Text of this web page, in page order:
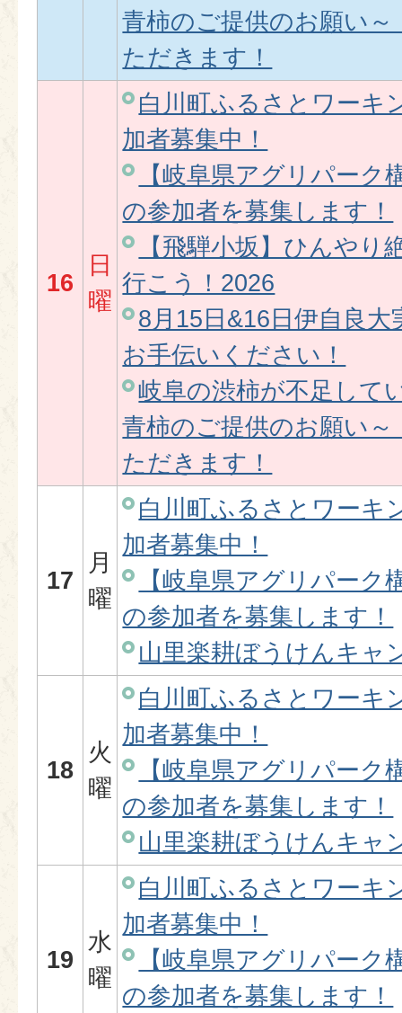
青柿のご提供のお願い
ただきます！
16
日
曜
白川町ふるさとワー
加者募集中！
【岐阜県アグリパーク
の参加者を募集します！
【飛騨小坂】ひんやり
行こう！2026
8月15日&16日伊自良
お手伝いください！
岐阜の渋柿が不足し
青柿のご提供のお願い
ただきます！
17
月
曜
白川町ふるさとワー
加者募集中！
【岐阜県アグリパーク
の参加者を募集します！
山里楽耕ぼうけんキャ
18
火
曜
白川町ふるさとワー
加者募集中！
【岐阜県アグリパーク
の参加者を募集します！
山里楽耕ぼうけんキャ
19
水
曜
白川町ふるさとワー
加者募集中！
【岐阜県アグリパーク
の参加者を募集します！